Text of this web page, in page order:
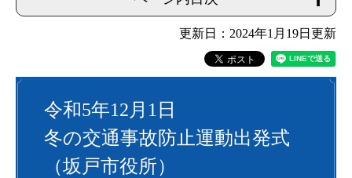
更新日：2024年1月19日更新
令和5年12月1日
冬の交通事故防止運動出発式
（坂戸市役所）